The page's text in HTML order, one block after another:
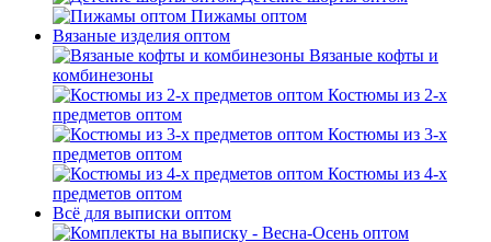
Пижамы оптом
Вязаные изделия оптом
Вязаные кофты и
комбинезоны
Костюмы из 2-х
предметов оптом
Костюмы из 3-х
предметов оптом
Костюмы из 4-х
предметов оптом
Всё для выписки оптом